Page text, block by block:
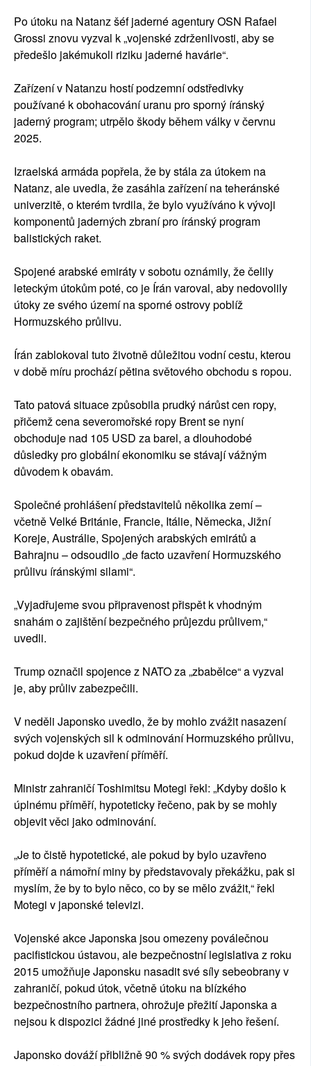
Po útoku na Natanz šéf jaderné agentury OSN Rafael
Grossi znovu vyzval k „vojenské zdrženlivosti, aby se
předešlo jakémukoli riziku jaderné havárie“.
Zařízení v Natanzu hostí podzemní odstředivky
používané k obohacování uranu pro sporný íránský
jaderný program; utrpělo škody během války v červnu
2025.
Izraelská armáda popřela, že by stála za útokem na
Natanz, ale uvedla, že zasáhla zařízení na teheránské
univerzitě, o kterém tvrdila, že bylo využíváno k vývoji
komponentů jaderných zbraní pro íránský program
balistických raket.
Spojené arabské emiráty v sobotu oznámily, že čelily
leteckým útokům poté, co je Írán varoval, aby nedovolily
útoky ze svého území na sporné ostrovy poblíž
Hormuzského průlivu.
Írán zablokoval tuto životně důležitou vodní cestu, kterou
v době míru prochází pětina světového obchodu s ropou.
Tato patová situace způsobila prudký nárůst cen ropy,
přičemž cena severomořské ropy Brent se nyní
obchoduje nad 105 USD za barel, a dlouhodobé
důsledky pro globální ekonomiku se stávají vážným
důvodem k obavám.
Společné prohlášení představitelů několika zemí –
včetně Velké Británie, Francie, Itálie, Německa, Jižní
Koreje, Austrálie, Spojených arabských emirátů a
Bahrajnu – odsoudilo „de facto uzavření Hormuzského
průlivu íránskými silami“.
„Vyjadřujeme svou připravenost přispět k vhodným
snahám o zajištění bezpečného průjezdu průlivem,“
uvedli.
Trump označil spojence z NATO za „zbabělce“ a vyzval
je, aby průliv zabezpečili.
V neděli Japonsko uvedlo, že by mohlo zvážit nasazení
svých vojenských sil k odminování Hormuzského průlivu,
pokud dojde k uzavření příměří.
Ministr zahraničí Toshimitsu Motegi řekl: „Kdyby došlo k
úplnému příměří, hypoteticky řečeno, pak by se mohly
objevit věci jako odminování.
„Je to čistě hypotetické, ale pokud by bylo uzavřeno
příměří a námořní miny by představovaly překážku, pak si
myslím, že by to bylo něco, co by se mělo zvážit,“ řekl
Motegi v japonské televizi.
Vojenské akce Japonska jsou omezeny poválečnou
pacifistickou ústavou, ale bezpečnostní legislativa z roku
2015 umožňuje Japonsku nasadit své síly sebeobrany v
zahraničí, pokud útok, včetně útoku na blízkého
bezpečnostního partnera, ohrožuje přežití Japonska a
nejsou k dispozici žádné jiné prostředky k jeho řešení.
Japonsko dováží přibližně 90 % svých dodávek ropy přes